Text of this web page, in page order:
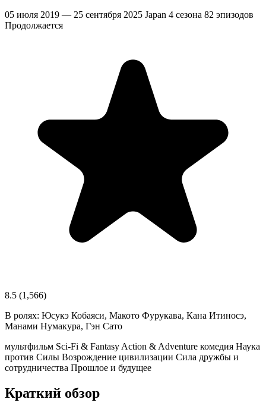
05 июля 2019 — 25 сентября 2025 Japan 4 сезона 82 эпизодов
Продолжается
8.5 (1,566)
В ролях: Юсукэ Кобаяси, Макото Фурукава, Кана Итиносэ,
Манами Нумакура, Гэн Сато
мультфильм Sci-Fi & Fantasy Action & Adventure комедия Наука
против Силы Возрождение цивилизации Сила дружбы и
сотрудничества Прошлое и будущее
Краткий обзор